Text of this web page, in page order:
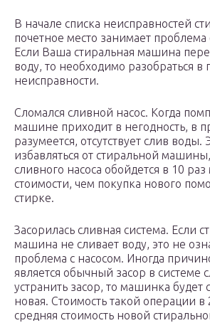
В начале списка неисправностей
почетное место занимает
Если Ваша стиральная машина
воду, то необходимо разобраться в
неисправности.
Сломался сливной насос. Когда
машине приходит в негодность, в
разумеется, отсутствует слив воды.
избавляться от стиральной
сливного насоса обойдется в 10
стоимости, чем покупка нового
стирке.
Засорилась сливная система. Если
машина не сливает воду, это не
проблема с насосом. Иногда
является обычный засор в системе
устранить засор, то машинка будет
новая. Стоимость такой операции
средняя стоимость новой